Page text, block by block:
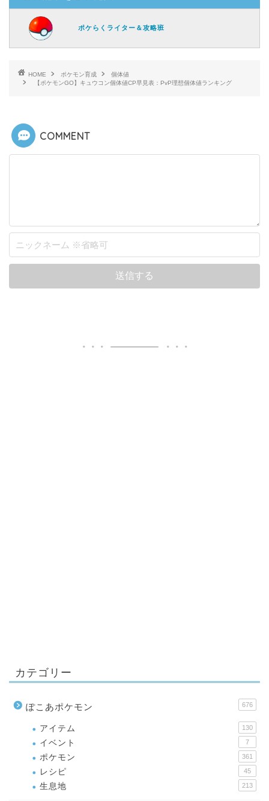
ポケらくライター＆攻略班
HOME ポケモン育成
個体値
【ポケモンGO】キュウコン個体値CP早見表：PvP理想個体値ランキング
COMMENT
カテゴリー
ぽこあポケモン 676
アイテム 130
イベント 7
ポケモン 361
レシピ 45
生息地 213